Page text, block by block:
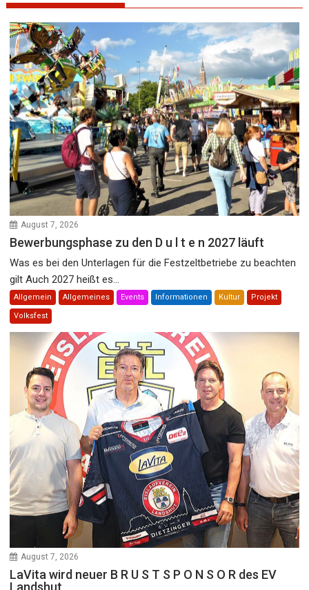
August 7, 2026
Bewerbungsphase zu den D u l t e n 2027 läuft
Was es bei den Unterlagen für die Festzeltbetriebe zu beachten
gilt Auch 2027 heißt es...
Allgemein Allgemeines Events Informationen Kultur Projekt
Volksfest
August 7, 2026
LaVita wird neuer B R U S T S P O N S O R des EV
Landshut